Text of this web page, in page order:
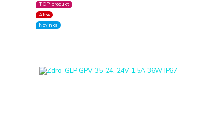
TOP produkt
Akce
Novinka